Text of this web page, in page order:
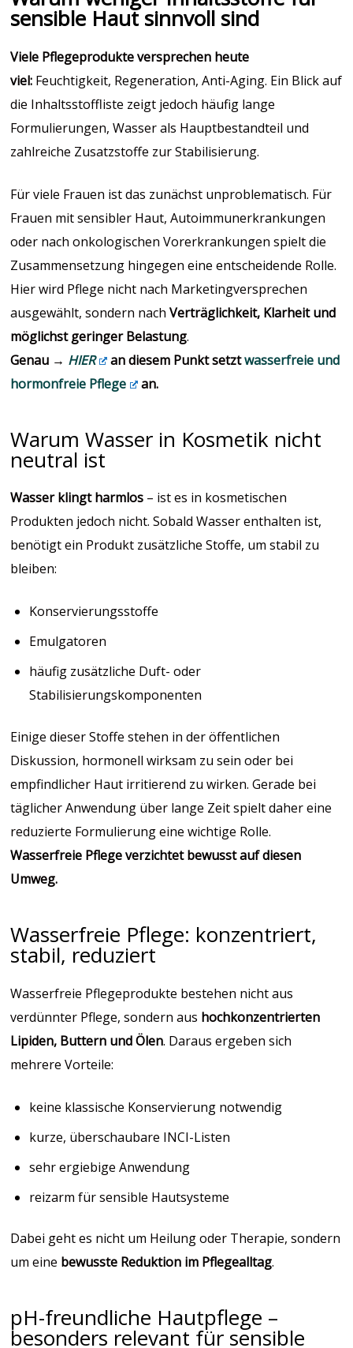
sensible Haut sinnvoll sind
Viele Pflegeprodukte versprechen heute
viel: Feuchtigkeit, Regeneration, Anti-Aging. Ein Blick auf
die Inhaltsstoffliste zeigt jedoch häufig lange
Formulierungen, Wasser als Hauptbestandteil und
zahlreiche Zusatzstoffe zur Stabilisierung.
Für viele Frauen ist das zunächst unproblematisch. Für
Frauen mit sensibler Haut, Autoimmunerkrankungen
oder nach onkologischen Vorerkrankungen spielt die
Zusammensetzung hingegen eine entscheidende Rolle.
Hier wird Pflege nicht nach Marketingversprechen
ausgewählt, sondern nachVerträglichkeit, Klarheit und
möglichst geringer Belastung.
Genau → HIER an diesem Punkt setztwasserfreie und
hormonfreie Pflege
an.
Warum Wasser in Kosmetik nicht
neutral ist
Wasser klingt harmlos – ist es in kosmetischen
Produkten jedoch nicht. Sobald Wasser enthalten ist,
benötigt ein Produkt zusätzliche Stoffe, um stabil zu
bleiben:
Konservierungsstoffe
Emulgatoren
häufig zusätzliche Duft- oder
Stabilisierungskomponenten
Einige dieser Stoffe stehen in der öffentlichen
Diskussion, hormonell wirksam zu sein oder bei
empfindlicher Haut irritierend zu wirken. Gerade bei
täglicher Anwendung über lange Zeit spielt daher eine
reduzierte Formulierung eine wichtige Rolle.
Wasserfreie Pflege verzichtet bewusst auf diesen
Umweg.
Wasserfreie Pflege: konzentriert,
stabil, reduziert
Wasserfreie Pflegeprodukte bestehen nicht aus
verdünnter Pflege, sondern aus hochkonzentrierten
Lipiden, Buttern und Ölen. Daraus ergeben sich
mehrere Vorteile:
keine klassische Konservierung notwendig
kurze, überschaubare INCI-Listen
sehr ergiebige Anwendung
reizarm für sensible Hautsysteme
Dabei geht es nicht um Heilung oder Therapie, sondern
um eine bewusste Reduktion im Pflegealltag.
pH-freundliche Hautpflege –
besonders relevant für sensible